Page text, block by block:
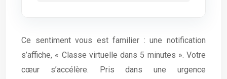
Ce sentiment vous est familier : une notification
s’affiche, « Classe virtuelle dans 5 minutes ». Votre
cœur s’accélère. Pris dans une urgence